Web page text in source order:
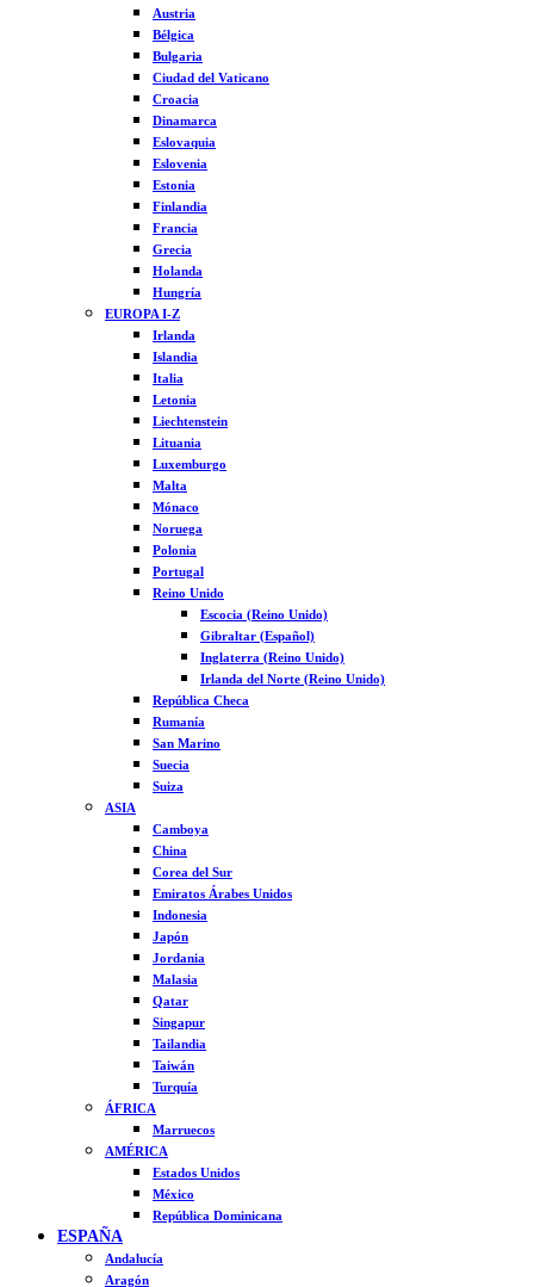
Austria
Bélgica
Bulgaria
Ciudad del Vaticano
Croacia
Dinamarca
Eslovaquia
Eslovenia
Estonia
Finlandia
Francia
Grecia
Holanda
Hungría
EUROPA I-Z
Irlanda
Islandia
Italia
Letonia
Liechtenstein
Lituania
Luxemburgo
Malta
Mónaco
Noruega
Polonia
Portugal
Reino Unido
Escocia (Reino Unido)
Gibraltar (Español)
Inglaterra (Reino Unido)
Irlanda del Norte (Reino Unido)
República Checa
Rumanía
San Marino
Suecia
Suiza
ASIA
Camboya
China
Corea del Sur
Emiratos Árabes Unidos
Indonesia
Japón
Jordania
Malasia
Qatar
Singapur
Tailandia
Taiwán
Turquía
ÁFRICA
Marruecos
AMÉRICA
Estados Unidos
México
República Dominicana
ESPAÑA
Andalucía
Aragón